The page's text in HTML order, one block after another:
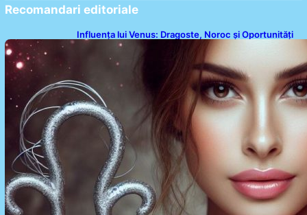
Recomandari editoriale
Influența lui Venus: Dragoste, Noroc și Oportunități
pentru Tauri și Balanțe în Weekendul 8-9 August